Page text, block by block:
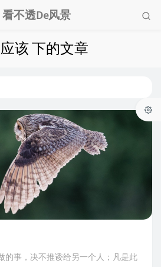
看不透De风景
该 下的文章
的事，决不推诿给另一个人；凡是此